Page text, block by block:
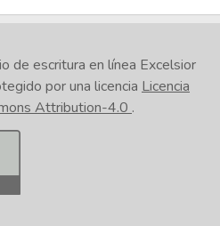
de escritura en línea Excelsior
por una licencia Licencia
Attribution-4.0 .